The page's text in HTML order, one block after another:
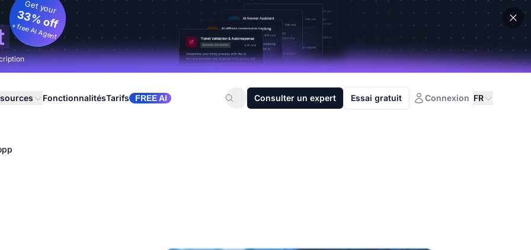
Get your
33% off
+ free AI Agent
FonctionnalitésTarifs FREE AI Consulter un expert Essai gratuit Connexion FR